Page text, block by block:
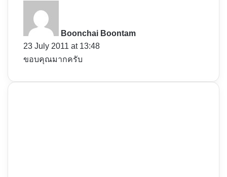
Boonchai Boontam
23 July 2011 at 13:48
ขอบคุณมากครับ